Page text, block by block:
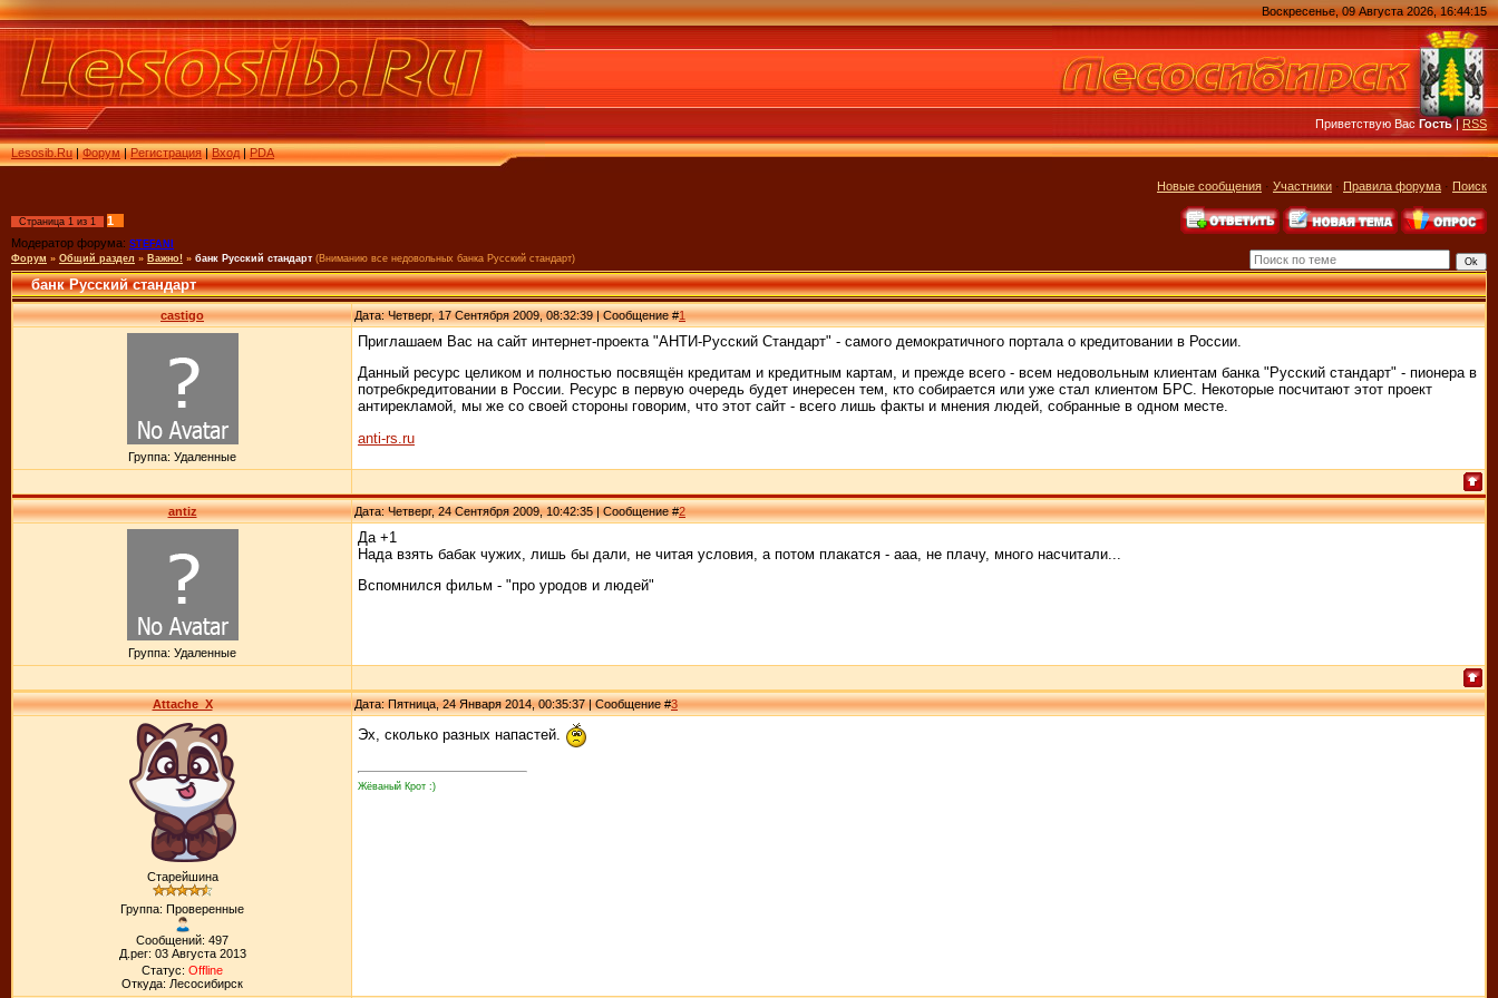
Lesosib.Ru|Форум|Регистрация|Вход|PDA
Воскресенье, 09 Августа 2026, 16:44:15
Приветствую ВасГость|RSS
Новые сообщения · Участники · Правила форума · Поиск
Страница 1 из 1
1
Модератор форума: STEFANI
Форум » Общий раздел » Важно! » банк Русский стандарт (Вниманию все недовольных банка Русский стандарт)
банк Русский стандарт
castigo Дата: Четверг, 17 Сентября 2009, 08:32:39 | Сообщение #1
Группа: Удаленные
Приглашаем Вас на сайт интернет-проекта "АНТИ-Русский Стандарт" - самого демократичного портала о кредитовании в России.
Данный ресурс целиком и полностью посвящён кредитам и кредитным картам, и прежде всего - всем недовольным клиентам банка "Русский стандарт" - пионера в
потребкредитовании в России. Ресурс в первую очередь будет инересен тем, кто собирается или уже стал клиентом БРС. Некоторые посчитают этот проект
антирекламой, мы же со своей стороны говорим, что этот сайт - всего лишь факты и мнения людей, собранные в одном месте.
anti-rs.ru
antiz Дата: Четверг, 24 Сентября 2009, 10:42:35 | Сообщение #2
Группа: Удаленные
Да +1
Нада взять бабак чужих, лишь бы дали, не читая условия, а потом плакатся - ааа, не плачу, много насчитали...
Вспомнился фильм - "про уродов и людей"
Attache_X Дата: Пятница, 24 Января 2014, 00:35:37 | Сообщение #3
Старейшина
Группа: Проверенные
Сообщений: 497
Д.рег: 03 Августа 2013
Статус: Offline
Откуда: Лесосибирск
Эх, сколько разных напастей.
Жёваный Крот :)